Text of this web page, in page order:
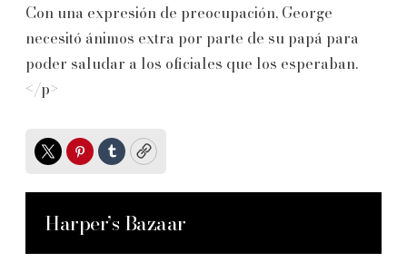
Con una expresión de preocupación, George
necesitó ánimos extra por parte de su papá para
poder saludar a los oficiales que los esperaban.
</p>
TwitterPinterest
TumblrCopy
Harper’s Bazaar